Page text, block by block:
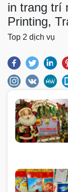
in trang trí
Printing,
Top 2 dịch vụ